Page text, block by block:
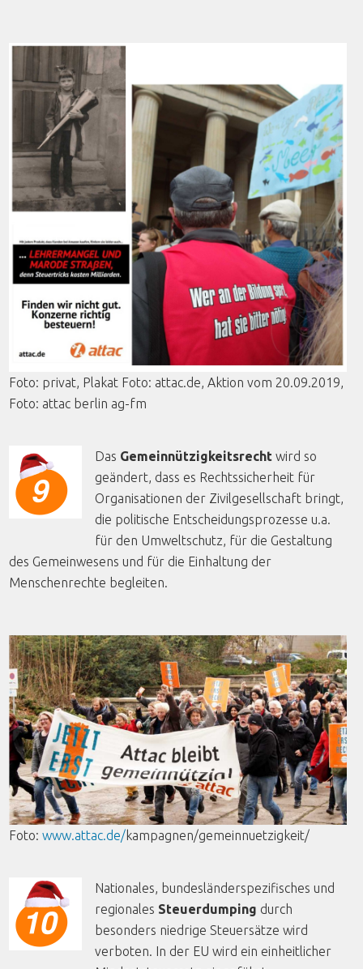
Foto: privat, Plakat Foto: attac.de,Aktion vom
Foto: attac berlin ag-fm
Das Gemeinnützigkeitsrecht wird so
geändert, dass es Rechtssicherheit für
Organisationen der Zivilgesellschaft bringt,
die politische Entscheidungsprozesse u.a.
für den Umweltschutz, für die Gestaltung
des Gemeinwesens und für die Einhaltung der
Menschenrechte begleiten.
Foto:www.attac.de/kampagnen/gemeinnuetzigkeit/
Nationales, bundesländerspezifisches und
regionales Steuerdumping durch
besonders niedrige Steuersätze wird
verboten. In der EU wird ein einheitlicher